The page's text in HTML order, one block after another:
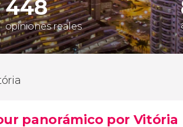
448
opiniones reales
panorámico por Vitória